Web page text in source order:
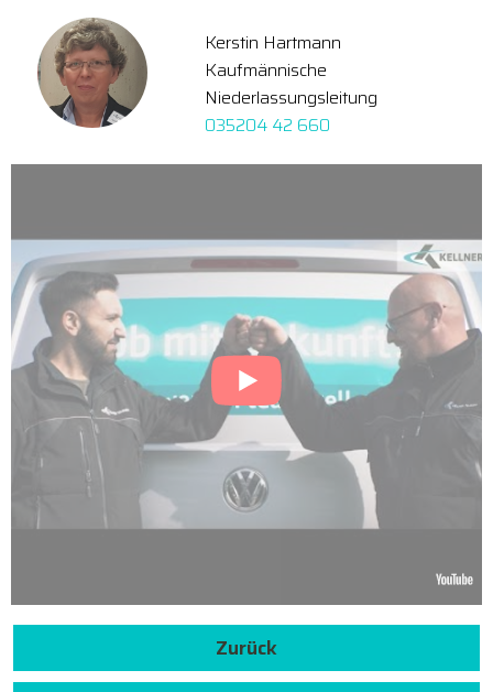
Kerstin Hartmann
Kaufmännische
Niederlassungsleitung
035204 42 660
Zurück